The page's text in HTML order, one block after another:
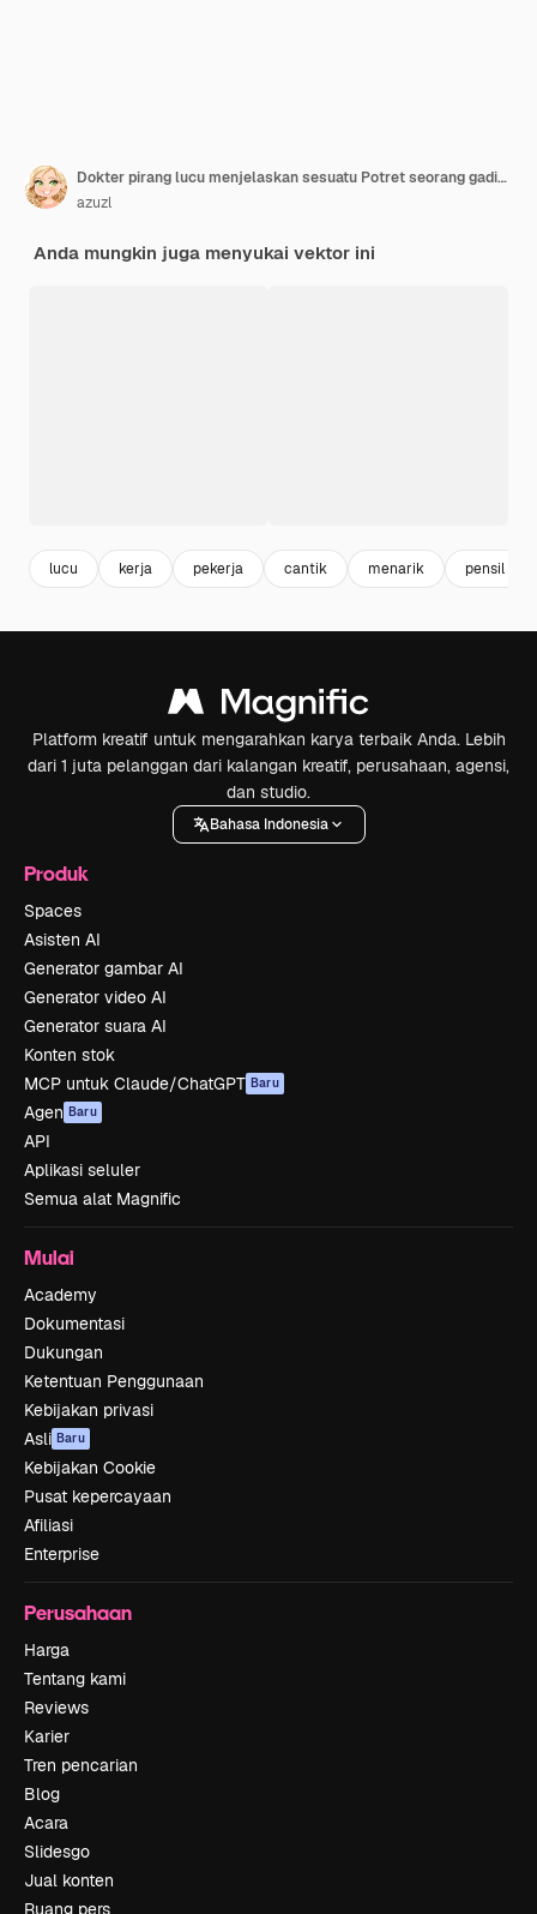
Dokter pirang lucu menjelaskan sesuatu Potret seorang gadis cantik
azuzl
Anda mungkin juga menyukai vektor ini
lucu kerja pekerja cantik menarik pensil
Platform kreatif untuk mengarahkan karya terbaik Anda. Lebih
dari 1 juta pelanggan dari kalangan kreatif, perusahaan, agensi,
dan studio.
Bahasa Indonesia
Produk
Spaces
Asisten AI
Generator gambar AI
Generator video AI
Generator suara AI
Konten stok
MCP untuk Claude/ChatGPT Baru
Agen Baru
API
Aplikasi seluler
Semua alat Magnific
Mulai
Academy
Dokumentasi
Dukungan
Ketentuan Penggunaan
Kebijakan privasi
Asli Baru
Kebijakan Cookie
Pusat kepercayaan
Afiliasi
Enterprise
Perusahaan
Harga
Tentang kami
Reviews
Karier
Tren pencarian
Blog
Acara
Slidesgo
Jual konten
Ruang pers